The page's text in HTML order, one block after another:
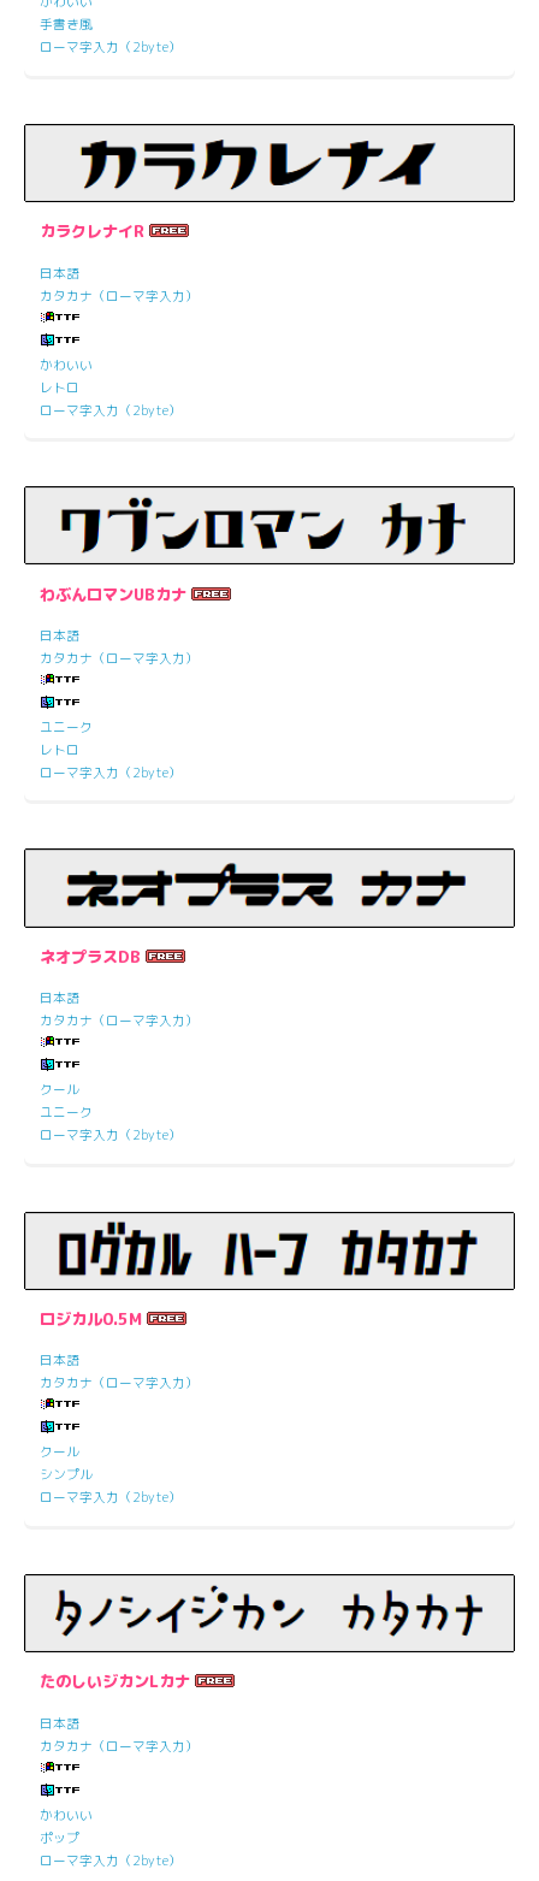
手書き風
ローマ字入力（2byte）
カラクレナイR
日本語
カタカナ（ローマ字入力）
かわいい
レトロ
ローマ字入力（2byte）
わぶんロマンUBカナ
日本語
カタカナ（ローマ字入力）
ユニーク
レトロ
ローマ字入力（2byte）
ネオプラスDB
日本語
カタカナ（ローマ字入力）
クール
ユニーク
ローマ字入力（2byte）
ロジカル0.5M
日本語
カタカナ（ローマ字入力）
クール
シンプル
ローマ字入力（2byte）
たのしいジカンLカナ
日本語
カタカナ（ローマ字入力）
かわいい
ポップ
ローマ字入力（2byte）